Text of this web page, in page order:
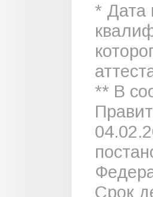
* Дата
** В
Срок